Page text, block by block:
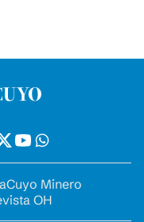
Cuyo Minero
OH